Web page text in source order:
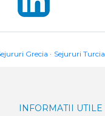
Grecia Sejururi Turcia
INFORMATII UTILE